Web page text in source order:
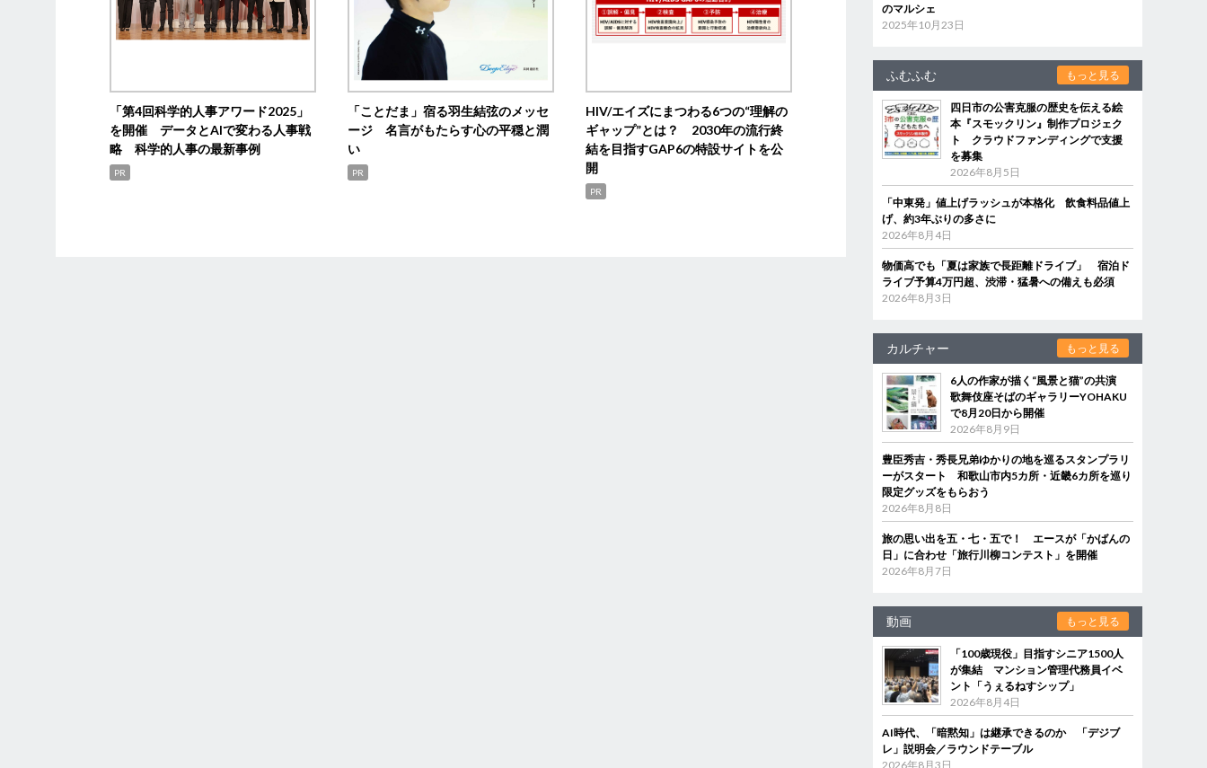
「第4回科学的人事アワード2025」
を開催 データとAIで変わる人事戦
略 科学的人事の最新事例
PR
「ことだま」宿る羽生結弦のメッセ
ージ 名言がもたらす心の平穏と潤
い
PR
HIV/エイズにまつわる6つの“理解の
ギャップ”とは？ 2030年の流行終
結を目指すGAP6の特設サイトを公
開
PR
のマルシェ
2025年10月23日
ふむふむ もっと見る
四日市の公害克服の歴史を伝える絵
本『スモックリン』制作プロジェク
ト クラウドファンディングで支援
を募集
2026年8月5日
「中東発」値上げラッシュが本格化 飲食料品値上
げ、約3年ぶりの多さに
2026年8月4日
物価高でも「夏は家族で長距離ドライブ」 宿泊ド
ライブ予算4万円超、渋滞・猛暑への備えも必須
2026年8月3日
カルチャー もっと見る
6人の作家が描く“風景と猫”の共演
歌舞伎座そばのギャラリーYOHAKU
で8月20日から開催
2026年8月9日
豊臣秀吉・秀長兄弟ゆかりの地を巡るスタンプラリ
ーがスタート 和歌山市内5カ所・近畿6カ所を巡り
限定グッズをもらおう
2026年8月8日
旅の思い出を五・七・五で！ エースが「かばんの
日」に合わせ「旅行川柳コンテスト」を開催
2026年8月7日
動画 もっと見る
「100歳現役」目指すシニア1500人
が集結 マンション管理代務員イベ
ント「うぇるねすシップ」
2026年8月4日
AI時代、「暗黙知」は継承できるのか 「デジブ
レ」説明会／ラウンドテーブル
2026年8月3日